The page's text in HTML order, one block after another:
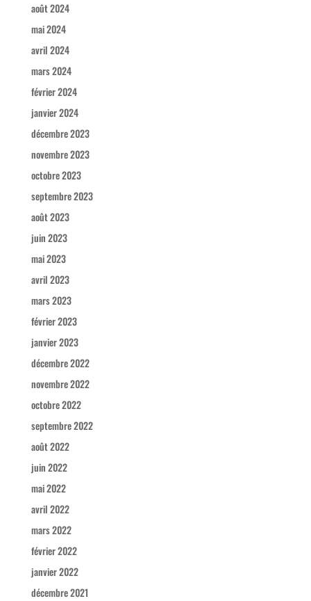
août 2024
mai 2024
avril 2024
mars 2024
février 2024
janvier 2024
décembre 2023
novembre 2023
octobre 2023
septembre 2023
août 2023
juin 2023
mai 2023
avril 2023
mars 2023
février 2023
janvier 2023
décembre 2022
novembre 2022
octobre 2022
septembre 2022
août 2022
juin 2022
mai 2022
avril 2022
mars 2022
février 2022
janvier 2022
décembre 2021